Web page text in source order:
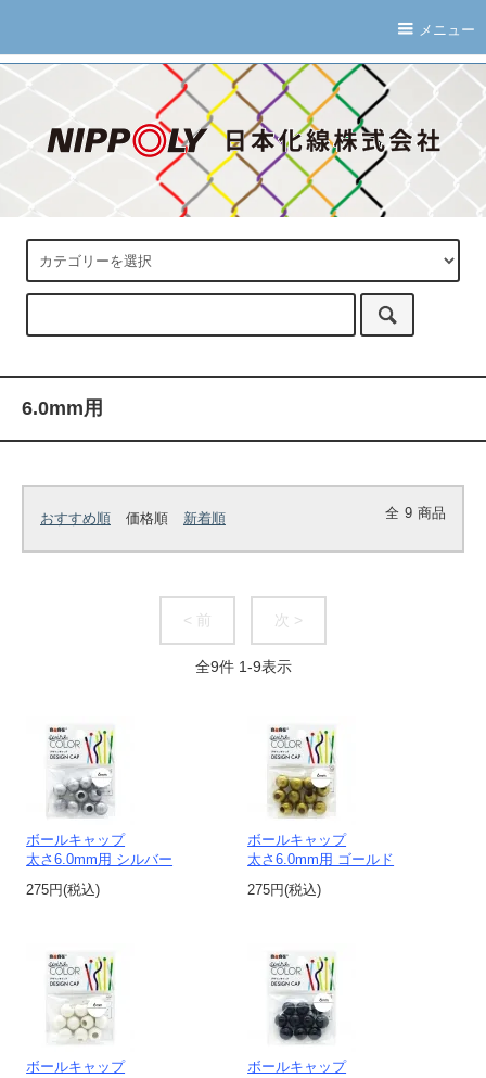
メニュー
6.0mm用
おすすめ順 価格順 新着順 全 9 商品
< 前 次 >
全9件 1-9表示
ボールキャップ
太さ6.0mm用 シルバー
275円(税込)
ボールキャップ
太さ6.0mm用 ゴールド
275円(税込)
ボールキャップ
ボールキャップ